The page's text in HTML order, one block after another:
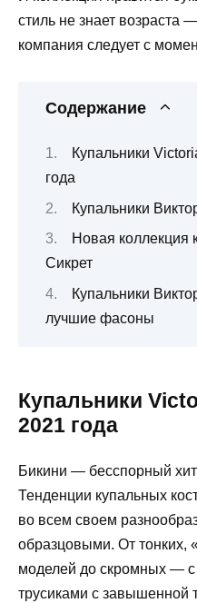
стиль не знает возраста
компания следует с
Содержание
Купальники
года
Купальники
Новая коллекция
Сикрет
Купальники
лучшие фасоны
Купальники
2021 года
Бикини — бесспорный
Тенденции купальных
во всем своем
образцовыми. От тонких,
моделей до скромных — с
трусиками с завышенной